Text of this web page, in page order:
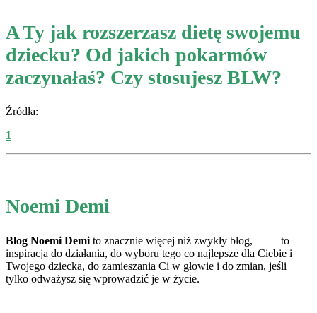
A Ty jak rozszerzasz dietę swojemu
dziecku? Od jakich pokarmów
zaczynałaś? Czy stosujesz BLW?
Źródła:
1
Noemi Demi
Blog Noemi Demi to znacznie więcej niż zwykły blog, to
inspiracja do działania, do wyboru tego co najlepsze dla Ciebie i
Twojego dziecka, do zamieszania Ci w głowie i do zmian, jeśli
tylko odważysz się wprowadzić je w życie.